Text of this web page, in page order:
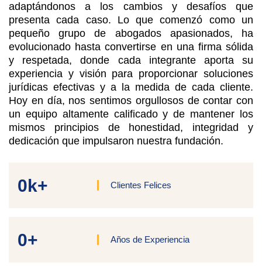
adaptándonos a los cambios y desafíos que
presenta cada caso. Lo que comenzó como un
pequeño grupo de abogados apasionados, ha
evolucionado hasta convertirse en una firma sólida
y respetada, donde cada integrante aporta su
experiencia y visión para proporcionar soluciones
jurídicas efectivas y a la medida de cada cliente.
Hoy en día, nos sentimos orgullosos de contar con
un equipo altamente calificado y de mantener los
mismos principios de honestidad, integridad y
dedicación que impulsaron nuestra fundación.
0k+ Clientes Felices
0+ Años de Experiencia